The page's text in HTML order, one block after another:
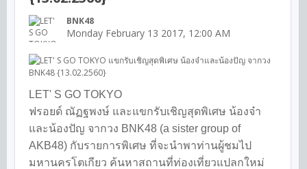
BNK48
Monday February 13 2017, 12:00 AM
LET' S GO TOKYO
ฟรอยด์ ณัฏฐพงษ์ และแขกรับเชิญสุดพิเศษ น้องจ๋า
และน้องปัญ จากวง BNK48 (a sister group of
AKB48) กับรายการพิเศษ ที่จะนำพาท่านผู้ชมไป
มหานครโตเกียว ค้นหาสถานที่ท่องเที่ยวแปลกใหม่